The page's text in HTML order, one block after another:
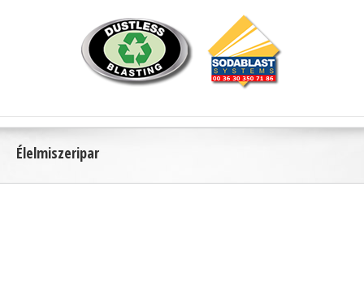
Élelmiszeripar